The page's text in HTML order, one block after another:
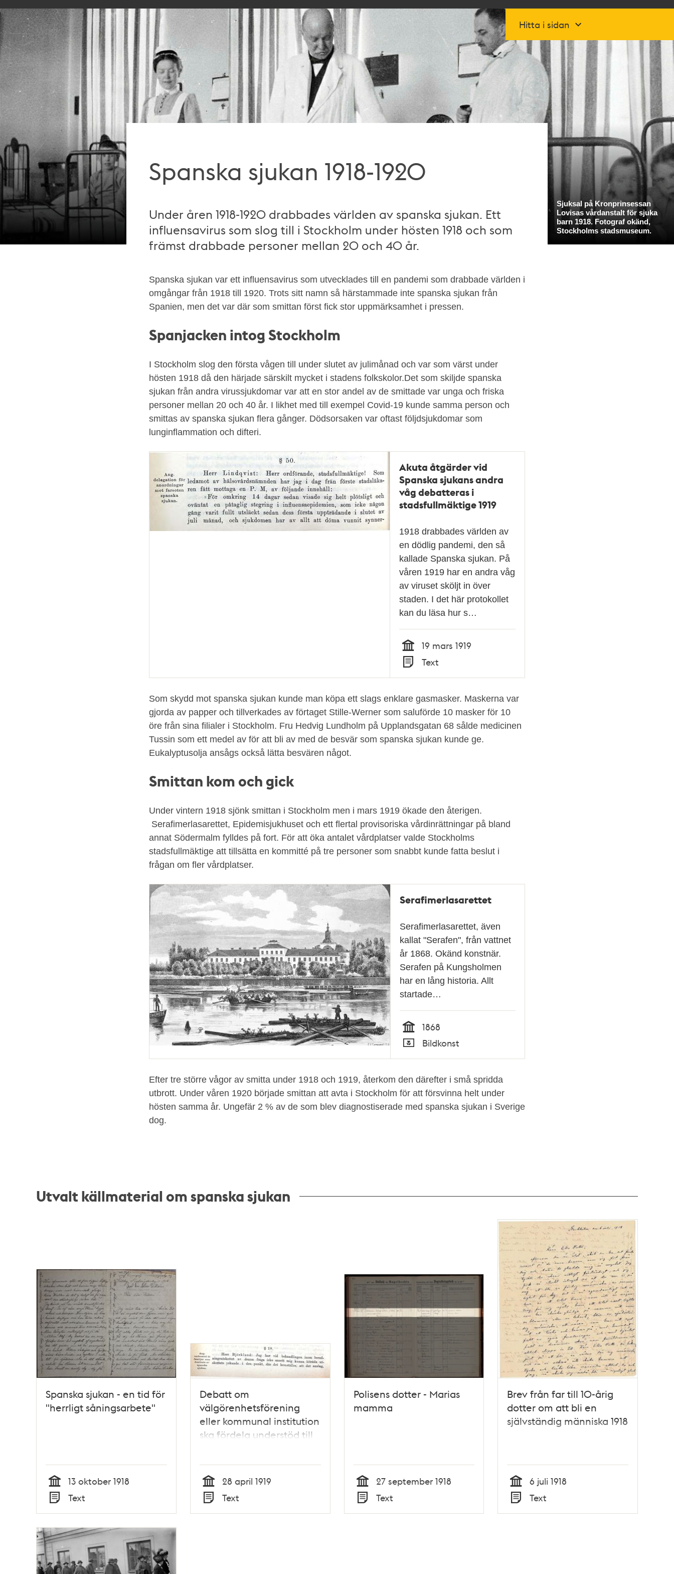
Hitta i sidan
Spanska sjukan 1918-1920
Under åren 1918-1920 drabbades världen av spanska sjukan. Ett
influensavirus som slog till i Stockholm under hösten 1918 och som
främst drabbade personer mellan 20 och 40 år.
Spanska sjukan var ett influensavirus som utvecklades till en pandemi som drabbade världen i
omgångar från 1918 till 1920. Trots sitt namn så härstammade inte spanska sjukan från
Spanien, men det var där som smittan först fick stor uppmärksamhet i pressen.
Spanjacken intog Stockholm
I Stockholm slog den första vågen till under slutet av julimånad och var som värst under
hösten 1918 då den härjade särskilt mycket i stadens folkskolor.Det som skiljde spanska
sjukan från andra virussjukdomar var att en stor andel av de smittade var unga och friska
personer mellan 20 och 40 år. I likhet med till exempel Covid-19 kunde samma person och
smittas av spanska sjukan flera gånger. Dödsorsaken var oftast följdsjukdomar som
lunginflammation och difteri.
Akuta åtgärder vid
Spanska sjukans andra
våg debatteras i
stadsfullmäktige 1919
1918 drabbades världen av
en dödlig pandemi, den så
kallade Spanska sjukan. På
våren 1919 har en andra våg
av viruset sköljt in över
staden. I det här protokollet
kan du läsa hur s…
Tid
19 mars 1919
Typ
Text
Som skydd mot spanska sjukan kunde man köpa ett slags enklare gasmasker. Maskerna var
gjorda av papper och tillverkades av förtaget Stille-Werner som saluförde 10 masker för 10
öre från sina filialer i Stockholm. Fru Hedvig Lundholm på Upplandsgatan 68 sålde medicinen
Tussin som ett medel av för att bli av med de besvär som spanska sjukan kunde ge.
Eukalyptusolja ansågs också lätta besvären något.
Smittan kom och gick
Under vintern 1918 sjönk smittan i Stockholm men i mars 1919 ökade den återigen.
Serafimerlasarettet, Epidemisjukhuset och ett flertal provisoriska vårdinrättningar på bland
annat Södermalm fylldes på fort. För att öka antalet vårdplatser valde Stockholms
stadsfullmäktige att tillsätta en kommitté på tre personer som snabbt kunde fatta beslut i
frågan om fler vårdplatser.
Serafimerlasarettet
Serafimerlasarettet, även
kallat "Serafen", från vattnet
år 1868. Okänd konstnär.
Serafen på Kungsholmen
har en lång historia. Allt
startade…
Tid
1868
Typ
Bildkonst
Efter tre större vågor av smitta under 1918 och 1919, återkom den därefter i små spridda
utbrott. Under våren 1920 började smittan att avta i Stockholm för att försvinna helt under
hösten samma år. Ungefär 2 % av de som blev diagnostiserade med spanska sjukan i Sverige
dog.
Utvalt källmaterial om spanska sjukan
Spanska sjukan - en tid för
"herrligt såningsarbete"
Tid
13 oktober 1918
Typ
Text
Debatt om
välgörenhetsförening
eller kommunal institution
ska fördela understöd till
spanska sjukan 1919
Tid
28 april 1919
Typ
Text
Polisens dotter - Marias
mamma
Tid
27 september 1918
Typ
Text
Brev från far till 10-årig
dotter om att bli en
självständig människa 1918
Tid
6 juli 1918
Typ
Text